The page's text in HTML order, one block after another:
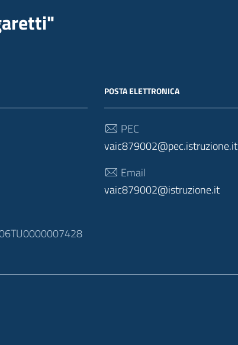
POSTA ELETTRONICA
PEC
vaic879002@pec.istruzione.it
Email
vaic879002@istruzione.it